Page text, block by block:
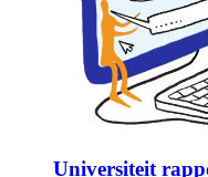
Universiteit